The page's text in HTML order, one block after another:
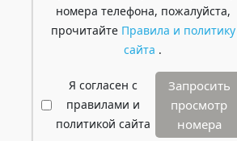
номера телефона, пожалуйста,
прочитайте Правила и политику
сайта .
Я согласен с
правилами и
политикой сайта
Запросить
просмотр
номера